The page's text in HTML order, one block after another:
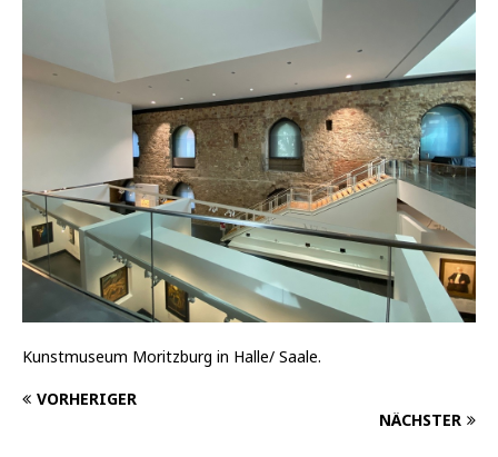
Kunstmuseum Moritzburg in Halle/ Saale.
VORHERIGER
NÄCHSTER